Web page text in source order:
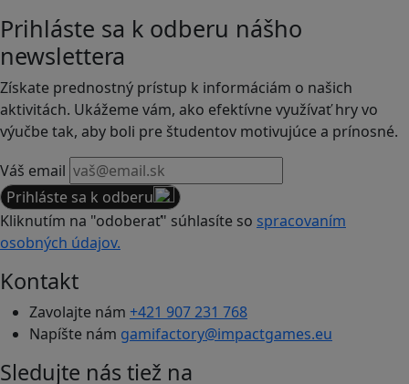
Prihláste sa k odberu nášho
newslettera
Získate prednostný prístup k informáciám o našich
aktivitách. Ukážeme vám, ako efektívne využívať hry vo
výučbe tak, aby boli pre študentov motivujúce a prínosné.
Váš email
Prihláste sa k odberu
Kliknutím na "odoberať" súhlasíte so spracovaním
osobných údajov.
Kontakt
Zavolajte nám +421 907 231 768
Napíšte nám gamifactory@impactgames.eu
Sledujte nás tiež na